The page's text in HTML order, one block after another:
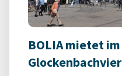
BOLIA mietet